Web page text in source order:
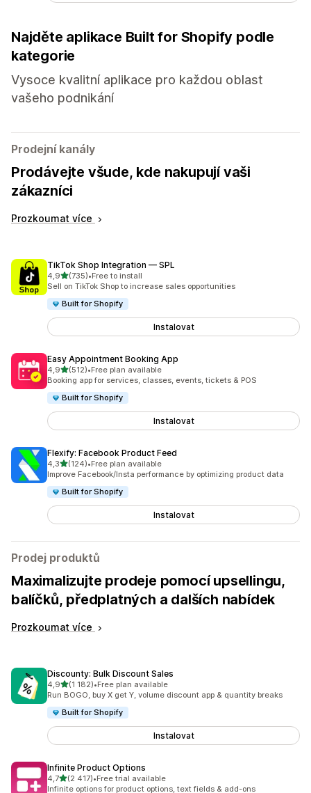
Najděte aplikace Built for Shopify podle
kategorie
Vysoce kvalitní aplikace pro každou oblast
vašeho podnikání
Prodejní kanály
Prodávejte všude, kde nakupují vaši
zákazníci
Prozkoumat více
TikTok Shop Integration — SPL
4,9z 5 hvězd
(735)
Celkový počet recenzí: 735
•Free to install
Sell on TikTok Shop to increase sales opportunities
Built for Shopify
Instalovat
Easy Appointment Booking App
4,9z 5 hvězd
(512)
Celkový počet recenzí: 512
•Free plan available
Booking app for services, classes, events, tickets & POS
Built for Shopify
Instalovat
Flexify: Facebook Product Feed
4,3z 5 hvězd
(124)
Celkový počet recenzí: 124
•Free plan available
Improve Facebook/Insta performance by optimizing product data
Built for Shopify
Instalovat
Prodej produktů
Maximalizujte prodeje pomocí upsellingu,
balíčků, předplatných a dalších nabídek
Prozkoumat více
Discounty: Bulk Discount Sales
4,9z 5 hvězd
(1 182)
Celkový počet recenzí: 1182
•Free plan available
Run BOGO, buy X get Y, volume discount app & quantity breaks
Built for Shopify
Instalovat
Infinite Product Options
4,7z 5 hvězd
(2 417)
Celkový počet recenzí: 2417
•Free trial available
Infinite options for product options, text fields & add-ons